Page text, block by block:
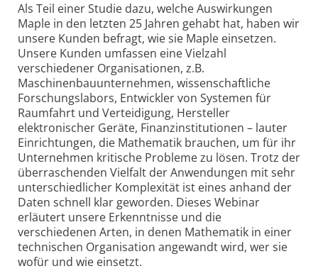
Als Teil einer Studie dazu, welche Auswirkungen
Maple in den letzten 25 Jahren gehabt hat, haben wir
unsere Kunden befragt, wie sie Maple einsetzen.
Unsere Kunden umfassen eine Vielzahl
verschiedener Organisationen, z.B.
Maschinenbauunternehmen, wissenschaftliche
Forschungslabors, Entwickler von Systemen für
Raumfahrt und Verteidigung, Hersteller
elektronischer Geräte, Finanzinstitutionen – lauter
Einrichtungen, die Mathematik brauchen, um für ihr
Unternehmen kritische Probleme zu lösen. Trotz der
überraschenden Vielfalt der Anwendungen mit sehr
unterschiedlicher Komplexität ist eines anhand der
Daten schnell klar geworden. Dieses Webinar
erläutert unsere Erkenntnisse und die
verschiedenen Arten, in denen Mathematik in einer
technischen Organisation angewandt wird, wer sie
wofür und wie einsetzt.